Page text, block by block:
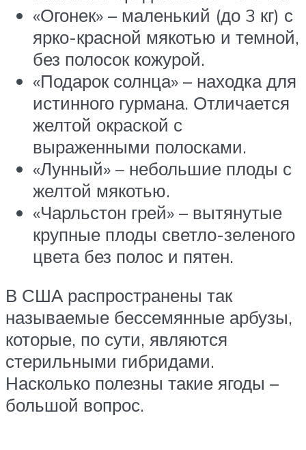
«Огонек» – маленький (до 3 кг) с
ярко-красной мякотью и темной,
без полосок кожурой.
«Подарок солнца» – находка для
истинного гурмана. Отличается
желтой окраской с
выраженными полосками.
«Лунный» – небольшие плоды с
желтой мякотью.
«Чарльстон грей» – вытянутые
крупные плоды светло-зеленого
цвета без полос и пятен.
В США распространены так
называемые бессемянные арбузы,
которые, по сути, являются
стерильными гибридами.
Насколько полезны такие ягоды –
большой вопрос.